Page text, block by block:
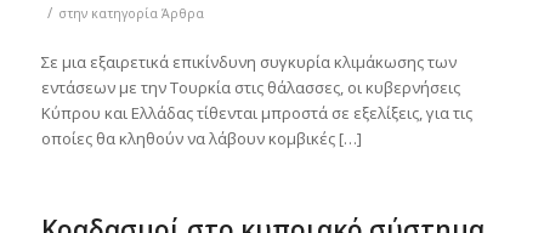
/ στην κατηγορία Άρθρα
Σε μια εξαιρετικά επικίνδυνη συγκυρία κλιμάκωσης των
εντάσεων με την Τουρκία στις θάλασσες, οι κυβερνήσεις
Κύπρου και Ελλάδας τίθενται μπροστά σε εξελίξεις, για τις
οποίες θα κληθούν να λάβουν κομβικές […]